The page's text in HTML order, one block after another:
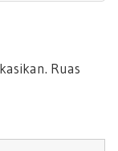
Ruas